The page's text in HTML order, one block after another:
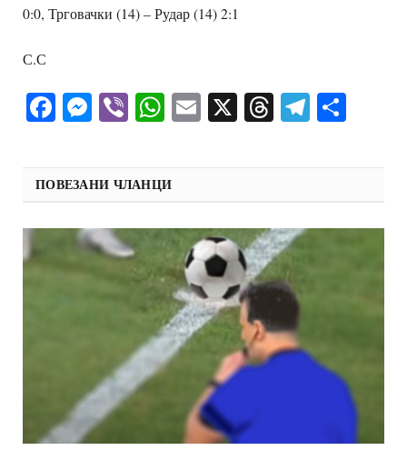
0:0, Трговачки (14) – Рудар (14) 2:1
С.С
Facebook
Messenger
ViberWhatsApp
Email
X Threads
ПОВЕЗАНИ ЧЛАНЦИ